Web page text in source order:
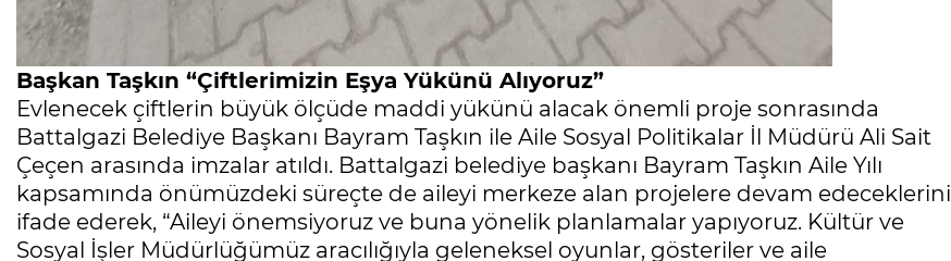
Başkan Taşkın “Çiftlerimizin Eşya Yükünü Alıyoruz”
Evlenecek çiftlerin büyük ölçüde maddi yükünü alacak önemli proje sonrasında
Battalgazi Belediye Başkanı Bayram Taşkın ile Aile Sosyal Politikalar İl Müdürü Ali Sait
Çeçen arasında imzalar atıldı. Battalgazi belediye başkanı Bayram Taşkın Aile Yılı
kapsamında önümüzdeki süreçte de aileyi merkeze alan projelere devam edeceklerini
ifade ederek, “Aileyi önemsiyoruz ve buna yönelik planlamalar yapıyoruz. Kültür ve
Sosyal İşler Müdürlüğümüz aracılığıyla geleneksel oyunlar, gösteriler ve aile